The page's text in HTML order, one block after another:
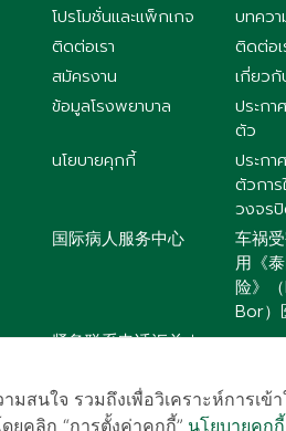
โปรโมชั่นและแพ็กเกจ
บทคว
ติดต่อเรา
ติดต่อเ
สมัครงาน
เกี่ยวกั
ข้อมูลโรงพยาบาล
ประกา
ตัว
นโยบายคุกกี้
ประกา
ตัวกา
วงจร
国际病人服务中心
车祸
用《
险》
Bor）
紧急联系电话汇总｜
นใจ รวมถึงเพื่อวิเคราะห์การเข้า
ยคลิก “การตั้งค่าคุกกี้” นโยบายคุกกี้